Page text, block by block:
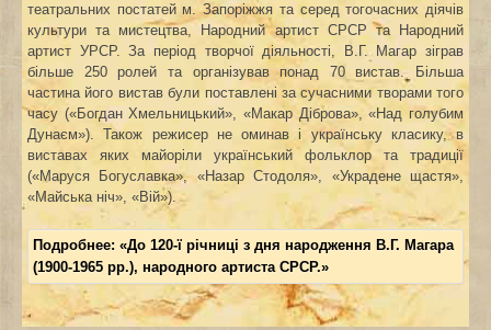
театральних постатей м. Запоріжжя та серед тогочасних діячів
культури та мистецтва, Народний артист СРСР та Народний
артист УРСР. За період творчої діяльності, В.Г. Магар зіграв
більше 250 ролей та організував понад 70 вистав. Більша
частина його вистав були поставлені за сучасними творами того
часу («Богдан Хмельницький», «Макар Діброва», «Над голубим
Дунаєм»). Також режисер не оминав і українську класику, в
виставах яких майоріли український фольклор та традиції
(«Маруся Богуславка», «Назар Стодоля», «Украдене щастя»,
«Майська ніч», «Вій»).
Подробнее: «До 120-ї річниці з дня народження В.Г. Магара
(1900-1965 рр.), народного артиста СРСР.»